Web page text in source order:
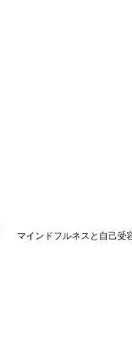
マインドフルネスと自己受